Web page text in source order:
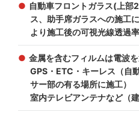
自動車フロントガラス(上部
ス、助手席ガラスへの施工
より施工後の可視光線透過
金属を含むフィルムは電波
GPS・ETC・キーレス（自
サー部の有る場所に施工）
室内テレビアンテナなど（建